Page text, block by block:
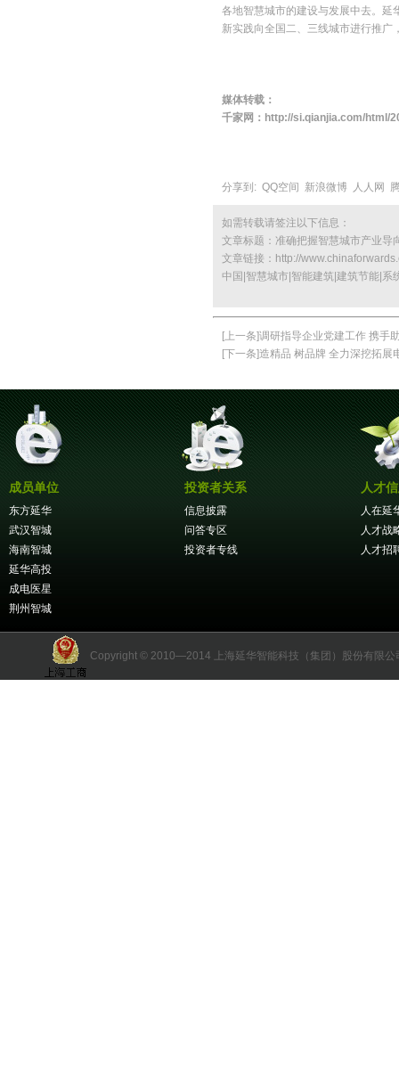
各地智慧城市的建设与发展中去。延
新实践向全国二、三线城市进行推
媒体转载：
千家网： http://si.qianjia.com/html/
分享到: QQ空间 新浪微博 人人网
如需转载请签注以下信息：
文章标题： 准确把握智慧城市产业
文章链接： http://
中国|智慧城市|智能建筑|建筑节能|系
[上一条]调研指导企业党建工作 携手
[下一条]造精品 树品牌 全力深挖拓
成员单位
东方延华
武汉智城
海南智城
延华高投
成电医星
荆州智城
投资者关系
信息披露
问答专区
投资者专线
人才
人在延
人才战
人才招
Copyright © 2010—2014 上海延华智能科技（集团）股份有限